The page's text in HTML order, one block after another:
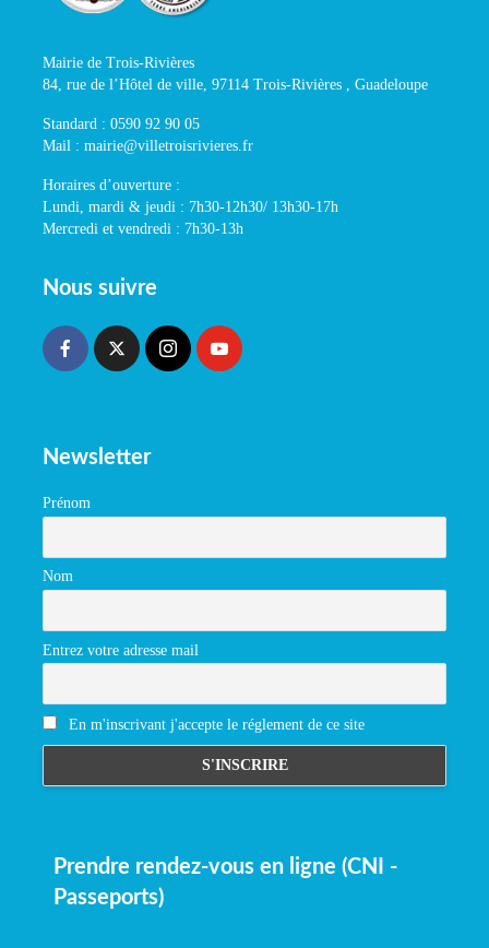
Mairie de Trois-Rivières
84, rue de l’Hôtel de ville, 97114 Trois-Rivières , Guadeloupe
Standard : 0590 92 90 05
Mail : mairie@villetroisrivieres.fr
Horaires d’ouverture :
Lundi, mardi & jeudi : 7h30-12h30/ 13h30-17h
Mercredi et vendredi : 7h30-13h
Nous suivre
Newsletter
Prénom
Nom
Entrez votre adresse mail
En m'inscrivant j'accepte le réglement de ce site
Prendre rendez-vous en ligne (CNI -
Passeports)